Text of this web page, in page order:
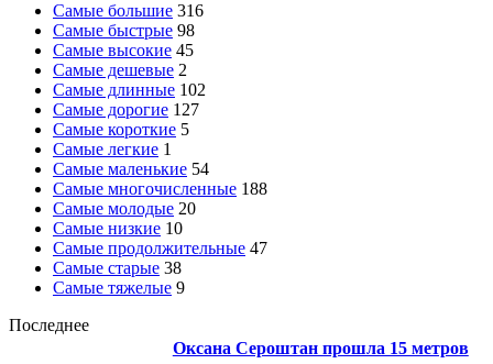
Самые большие 316
Самые быстрые 98
Самые высокие 45
Самые дешевые 2
Самые длинные 102
Самые дорогие 127
Самые короткие 5
Самые легкие 1
Самые маленькие 54
Самые многочисленные 188
Самые молодые 20
Самые низкие 10
Самые продолжительные 47
Самые старые 38
Самые тяжелые 9
Последнее
Оксана Сероштан прошла 15 метров